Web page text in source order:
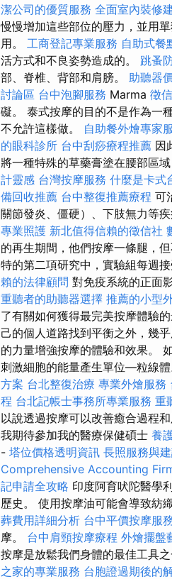
潔公司的優質服務 全面室內裝修
慢慢增加這些部位的壓力，並用
用。 工商登記專業服務 自助式餐
活方式和不良姿勢造成的。 跳蚤
部、脊椎、背部和肩膀。 助聽器
討論區 台中泡腳服務 Marma 徵
礙。 泰式按摩的目的不是作為一
不允許這樣做。 自助餐外燴專家
的眼科診所 台中刮痧療程推薦 因
將一種特殊的草藥膏塗在腰部區
計靈感 台灣按摩服務 什麼是卡式
備回收推薦 台中整復推薦療程 可
關節發炎、僵硬）、下肢無力等
專業照護 新北值得信賴的徵信社
的再生期間，他們按摩一條腿，
特的第二項研究中，實驗組每週
賴的法律顧問 對免疫系統的正面
重聽者的助聽器選擇 推薦的小型
了有關如何獲得最完美按摩體驗
己的個人道路找到平衡之外，幾
的力量增強按摩的體驗和效果。
刺激細胞的能量產生單位—粒線
方案 台北整復治療 專業外燴服務
程 台北記帳士事務所專業服務 重
以說透過按摩可以改善癒合過程
我期待參加我的醫療保健碩士 養
- 塔位價格透明資訊 長照服務與
Comprehensive Accounting
記申請全攻略 印度阿育吠陀醫學
歷史。 使用按摩油可能會導致紡
葬費用詳細分析 台中平價按摩服
摩。 台中肩頸按摩療程 外燴擺盤
按摩是放鬆我們身體的最佳工具
之家的專業服務 台胞證過期後的